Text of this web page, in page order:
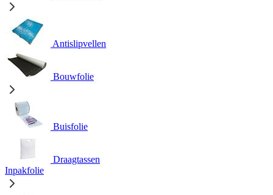
Antislipvellen
Bouwfolie
Buisfolie
Draagtassen
Inpakfolie